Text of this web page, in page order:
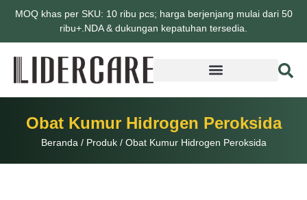
MOQ khas per SKU: 10 ribu pcs; harga berjenjang mulai dari 50
ribu+.NDA & dukungan kepatuhan tersedia.
Obat Kumur Hidrogen Peroksida
Beranda / Produk/ Obat Kumur Hidrogen Peroksida